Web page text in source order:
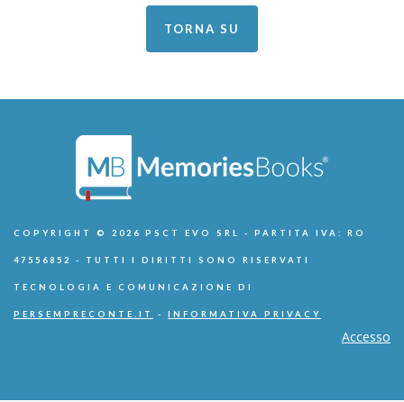
TORNA SU
COPYRIGHT © 2026 PSCT EVO SRL - PARTITA IVA: RO
47556852 - TUTTI I DIRITTI SONO RISERVATI
TECNOLOGIA E COMUNICAZIONE DI
PERSEMPRECONTE.IT - INFORMATIVA PRIVACY
Accesso